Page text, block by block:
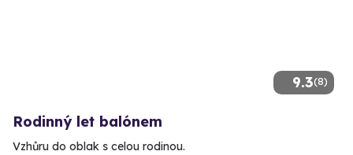
9.3(8)
Rodinný let balónem
Vzhůru do oblak s celou rodinou.